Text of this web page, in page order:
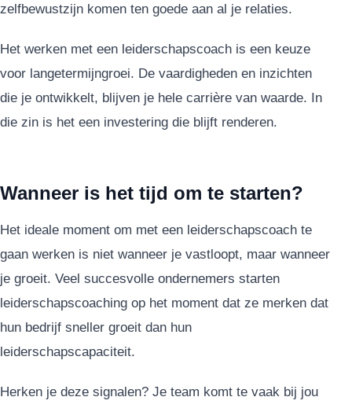
zelfbewustzijn komen ten goede aan al je relaties.
Het werken met een leiderschapscoach is een keuze
voor langetermijngroei. De vaardigheden en inzichten
die je ontwikkelt, blijven je hele carrière van waarde. In
die zin is het een investering die blijft renderen.
Wanneer is het tijd om te starten?
Het ideale moment om met een leiderschapscoach te
gaan werken is niet wanneer je vastloopt, maar wanneer
je groeit. Veel succesvolle ondernemers starten
leiderschapscoaching op het moment dat ze merken dat
hun bedrijf sneller groeit dan hun
leiderschapscapaciteit.
Herken je deze signalen? Je team komt te vaak bij jou